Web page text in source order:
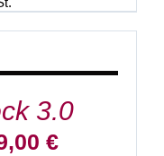
3.0
€Aktueller